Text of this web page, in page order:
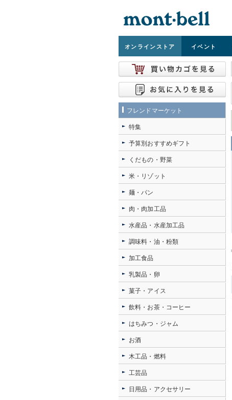
オンラインストア イベント
フレンドマーケット
特集
予算別おすすめギフト
くだもの・野菜
米・リゾット
麺・パン
肉・肉加工品
水産品・水産加工品
調味料・油・粉類
加工食品
乳製品・卵
菓子・アイス
飲料・お茶・コーヒー
はちみつ・ジャム
お酒
木工品・燃料
工芸品
日用品・アクセサリー